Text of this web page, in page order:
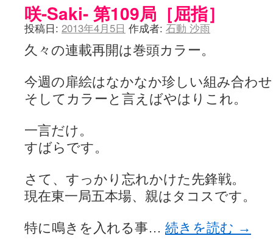
Yaranakya » 咲-Saki- / 国際最萌リーグは園城寺怜ちゃんに一票を入れ
おもちがなくてもだいじょうぶ / 咲と照の確執【プリン】
咲-Saki-の舞台が特定されたら、行くしかないでしょ / ブログを引っ越
りりーがーる（仮） / 虎姫 カラオケ編っぽい小ネタ
洋榎-youka- / お知らせ (11:19)
フリテンリーチで流して / 姫松高校についてのいくらかの考察 (09:03)
オレのぞん / 咲さんのお誕生日です （ギリギリ） (14:58)
飛鳥の巣 - 咲-Saki- / 咲キャラがギタリストだったら...【風越編】
咲-Saki-ほんだし / 咲-Saki- 第128局 「涼風」 感想
咲-Saki-麻雀録 / 台風に強そうな咲キャラ
君の友達。 / マイ・フェア・レディ
妄言郷 / 咲-Saki- 第129局「契機」感想 (16:01)
咲-Saki-のてきとう考察 - 咲-Saki- / 記事紹介：書け麻に参加でさっ
嶺上かいほー - 咲-saki- / (7/1日分)dreamscapeが更新していました
白い物置 / 咲-Saki- Best Album ～Anthology～を買いました
らぎこのだらだら日記帳 - 咲 -saki- / 咲アンテナ杯お疲れ様でした(半
咲-Saki- 第109局［屈指］
投稿日: 2013年4月5日 作成者: 石動 沙雨
久々の連載再開は巻頭カラー。
今週の扉絵はなかなか珍しい組み合わ
そしてカラーと言えばやはりこれ。
一言だけ。
すばらです。
さて、すっかり忘れかけた先鋒戦。
現在東一局五本場、親はタコスです。
特に鳴きを入れる事… 続きを読む →